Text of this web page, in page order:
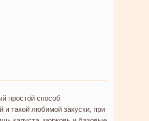
простой способ
и такой любимой закуски, при